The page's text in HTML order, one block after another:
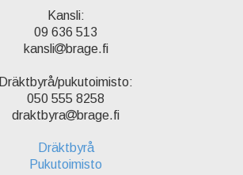
Kansli:
09 636 513
kansli
brage.fi
Dräktbyrå/pukutoimisto:
050 555 8258
draktbyra
brage.fi
Dräktbyrå
Pukutoimisto